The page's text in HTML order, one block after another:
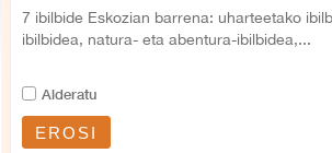
7 ibilbide Eskozian barrena: uharteetako
ibilbidea, natura- eta abentura-ibilbidea,...
Alderatu
EROSI